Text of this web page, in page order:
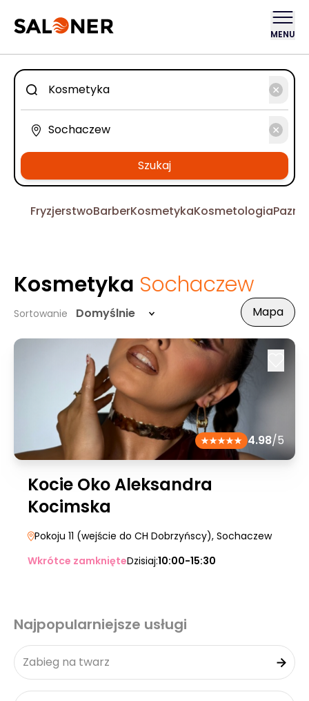
MENU
Szukaj
FryzjerstwoBarberKosmetykaKosmetologia
Kosmetyka Sochaczew
Sortowanie Domyślnie Mapa
4.98/5
Kocie Oko Aleksandra
Kocimska
Pokoju 11 (wejście do CH Dobrzyńscy), Sochaczew
Wkrótce zamknięteDzisiaj:10:00-15:30
Najpopularniejsze usługi
Zabieg na twarz